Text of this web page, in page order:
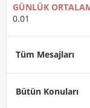
GÜNLÜK
0.01
Tüm Mesajları
Bütün Konuları